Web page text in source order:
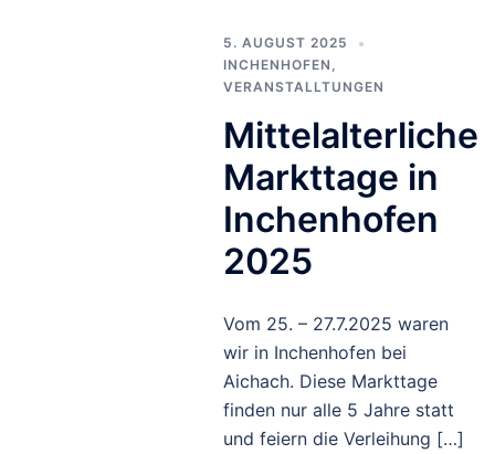
5. AUGUST 2025
INCHENHOFEN
VERANSTALLTUNGEN
Mittelalterliche
Markttage in
Inchenhofen
2025
Vom 25. – 27.7.2025 waren
wir in Inchenhofen bei
Aichach. Diese Markttage
finden nur alle 5 Jahre statt
und feiern die Verleihung […]